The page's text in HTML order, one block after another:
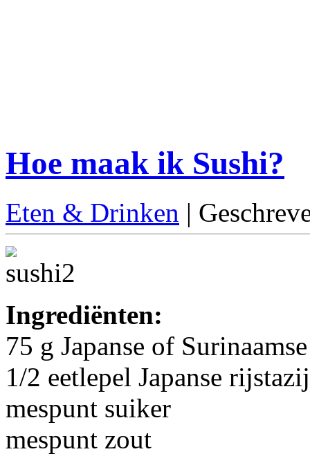
Hoe maak ik Sushi?
Eten & Drinken |
Ingrediënten:
75 g Japanse of
1/2 eetlepel Japanse
mespunt suiker
mespunt zout